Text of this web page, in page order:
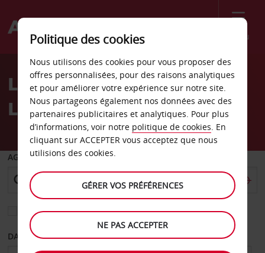
Menu
Welcome
AvisLocation de voiture
Lisbonne - Centre-ville
AGENCE DE DÉPART
Sélectionnez une autre agence de retour
DATE DE DÉPART DATE DE RETOUR
Politique des cookies
Nous utilisons des cookies pour vous proposer des
offres personnalisées, pour des raisons analytiques
et pour améliorer votre expérience sur notre site.
Nous partageons également nos données avec des
partenaires publicitaires et analytiques. Pour plus
d’informations, voir notre politique de cookies. En
cliquant sur ACCEPTER vous acceptez que nous
utilisions des cookies.
GÉRER VOS PRÉFÉRENCES
NE PAS ACCEPTER